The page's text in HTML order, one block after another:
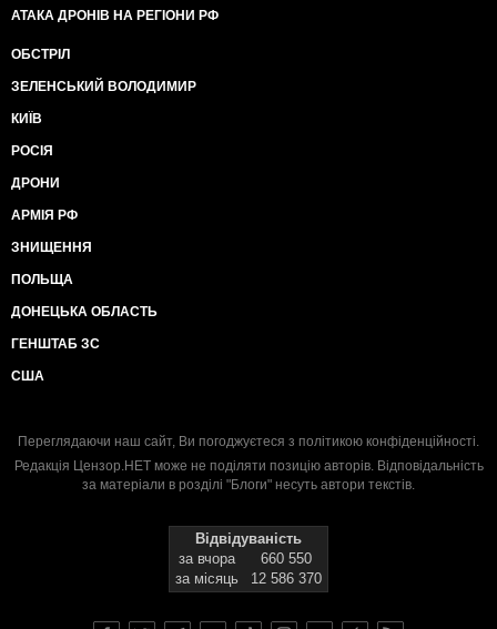
АТАКА ДРОНІВ НА РЕГІОНИ РФ
ОБСТРІЛ
ЗЕЛЕНСЬКИЙ ВОЛОДИМИР
КИЇВ
РОСІЯ
ДРОНИ
АРМІЯ РФ
ЗНИЩЕННЯ
ПОЛЬЩА
ДОНЕЦЬКА ОБЛАСТЬ
ГЕНШТАБ ЗС
США
Переглядаючи наш сайт, Ви погоджуєтеся з політикою конфіденційності.
Редакція Цензор.НЕТ може не поділяти позицію авторів. Відповідальність
за матеріали в розділі "Блоги" несуть автори текстів.
Відвідуваність
за вчора
660 550
за місяць
12 586 370